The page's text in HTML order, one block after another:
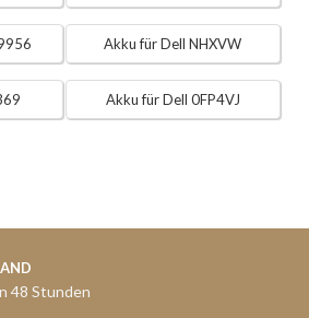
Akku für Dell NHXVW
Akku für Dell 0FP4VJ
48 Stunden